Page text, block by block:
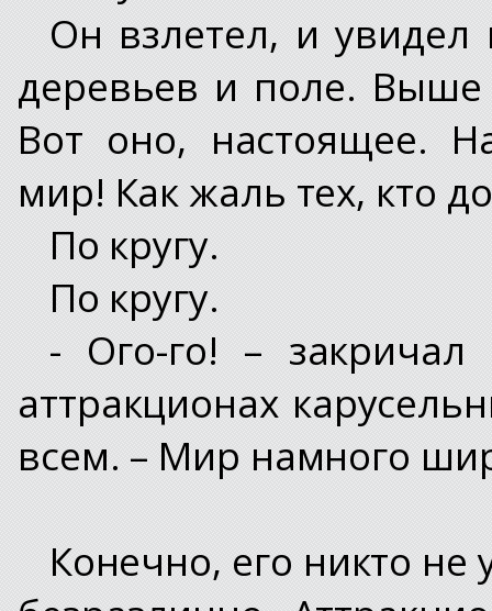
Он взлетел, и увидел
деревьев и поле.
Вот оно, настоящее.
мир! Как жаль тех, кто
По кругу.
По кругу.
- Ого-го! –
аттракционах
всем. – Мир намного
Конечно, его никто